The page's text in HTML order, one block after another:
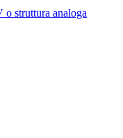
struttura analoga